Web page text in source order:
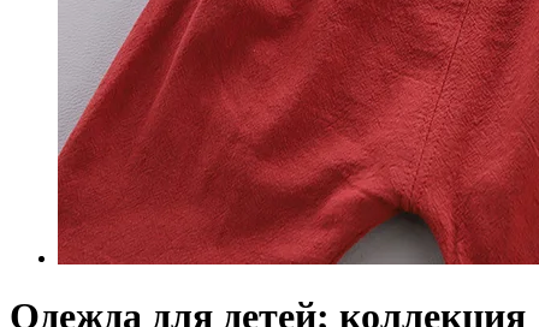
Одежда для детей; коллекция